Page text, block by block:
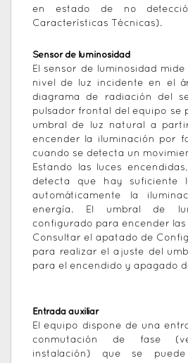
en estado de no
Características Técnicas).
Sensor de luminosidad
El sensor de luminosidad
nivel de luz incidente en el
diagrama de radiación del
pulsador frontal del equipo se
umbral de luz natural a
encender la iluminación por
cuando se detecta un
Estando las luces
detecta que hay suficiente
automáticamente la
energía. El umbral de
configurado para encender las
Consultar el apatado de
para realizar el ajuste del
para el encendido y apagado
Entrada auxiliar
El equipo dispone de una
conmutación de fase
instalación) que se